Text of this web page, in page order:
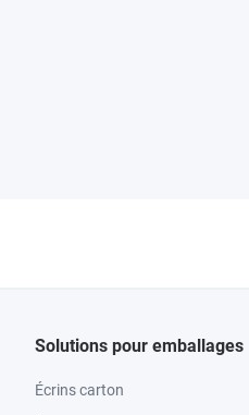
Solutions pour emballages
Écrins carton